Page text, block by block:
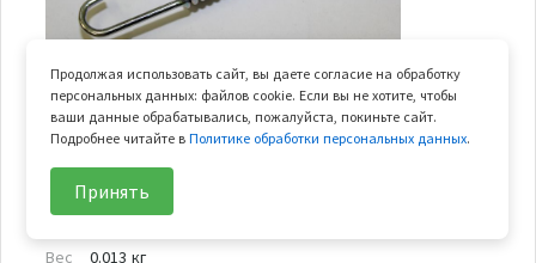
В наличии
Арт.
9030-020002
Вес
0.013 кг
Продолжая использовать сайт, вы даете согласие на обработку
персональных данных: файлов cookie. Если вы не хотите, чтобы
ваши данные обрабатывались, пожалуйста, покиньте сайт.
Подробнее читайте вПолитике обработки персональных данных.
Принять